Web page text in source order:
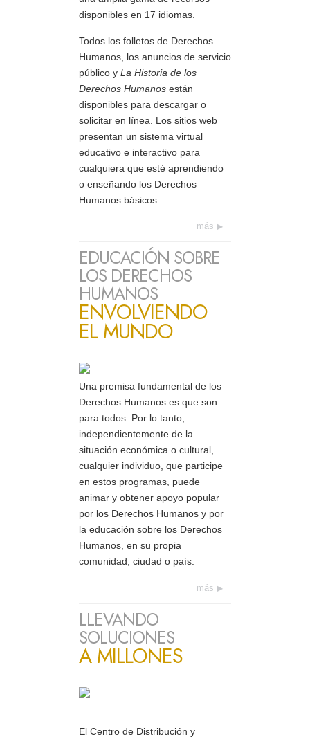
disponibles en 17 idiomas.
Todos los folletos de Derechos
Humanos, los anuncios de servicio
público y La Historia de los
Derechos Humanos están
disponibles para descargar o
solicitar en línea. Los sitios web
presentan un sistema virtual
educativo e interactivo para
cualquiera que esté aprendiendo
o enseñando los Derechos
Humanos básicos.
más
EDUCACIÓN SOBRE
LOS DERECHOS
HUMANOS
ENVOLVIENDO
EL MUNDO
Una premisa fundamental de los
Derechos Humanos es que son
para todos. Por lo tanto,
independientemente de la
situación económica o cultural,
cualquier individuo, que participe
en estos programas, puede
animar y obtener apoyo popular
por los Derechos Humanos y por
la educación sobre los Derechos
Humanos, en su propia
comunidad, ciudad o país.
más
LLEVANDO
SOLUCIONES
A MILLONES
El Centro de Distribución y